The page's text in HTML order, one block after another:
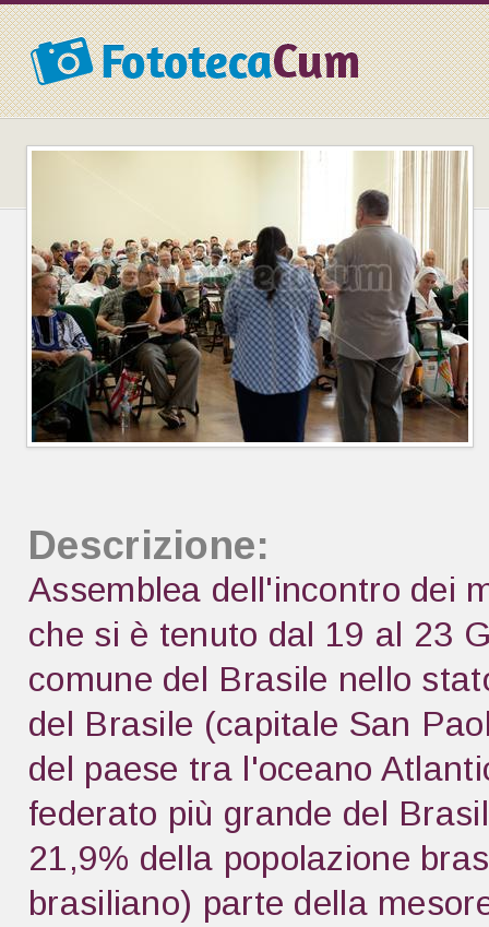
Descrizione:
Assemblea dell'incontro dei
che si è tenuto dal 19 al 23
comune del Brasile nello
del Brasile (capitale San
del paese tra l'oceano
federato più grande del
21,9% della popolazione
brasiliano) parte della